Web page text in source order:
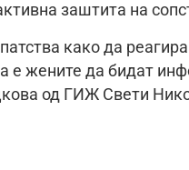
заштита на
како да
е жените да бидат
од ГИЖ Свети